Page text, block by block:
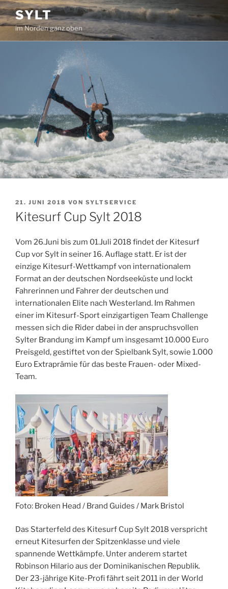
Zum
Inhalt
springen
SYLT
im Norden ganz oben
VERÖFFENTLICHT
AM
21. JUNI 2018 VON SYLTSERVICE
Kitesurf Cup Sylt 2018
Vom 26.Juni bis zum 01.Juli 2018 findet der Kitesurf
Cup vor Sylt in seiner 16. Auflage statt. Er ist der
einzige Kitesurf-Wettkampf von internationalem
Format an der deutschen Nordseeküste und lockt
Fahrerinnen und Fahrer der deutschen und
internationalen Elite nach Westerland. Im Rahmen
einer im Kitesurf-Sport einzigartigen Team Challenge
messen sich die Rider dabei in der anspruchsvollen
Sylter Brandung im Kampf um insgesamt 10.000 Euro
Preisgeld, gestiftet von der Spielbank Sylt, sowie 1.000
Euro Extraprämie für das beste Frauen- oder Mixed-
Team.
Foto: Broken Head / Brand Guides / Mark Bristol
Das Starterfeld des Kitesurf Cup Sylt 2018 verspricht
erneut Kitesurfen der Spitzenklasse und viele
spannende Wettkämpfe. Unter anderem startet
Robinson Hilario aus der Dominikanischen Republik.
Der 23-jährige Kite-Profi fährt seit 2011 in der World